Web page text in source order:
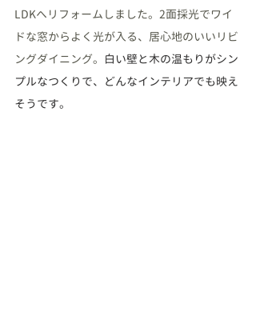
LDKへリフォームしました。2面採光でワイ
ドな窓からよく光が入る、居心地のいいリビ
ングダイニング。 白い壁と木の温もりがシン
プルなつくりで、どんなインテリアでも映え
そうです。